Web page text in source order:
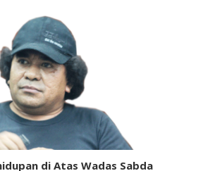
di Atas Wadas Sabda